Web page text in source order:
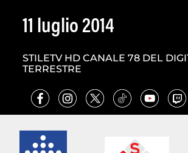
11 luglio 2014
STILETV HD CANALE 78 DEL
TERRESTRE